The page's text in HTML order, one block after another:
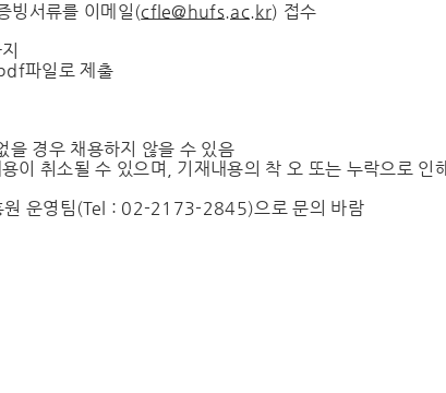
빙서류를 이메일(cfle@hufs.ac.kr) 접수
파일로 제출
을 경우 채용하지 않을 수 있음
이 취소될 수 있으며, 기재내용의 착 오 또는 누락으로 인
원 운영팀(Tel : 02-2173-2845)으로 문의 바람